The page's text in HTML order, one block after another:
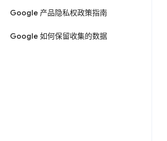
Google 产品隐私权政策指南
Google 如何保留收集的数据